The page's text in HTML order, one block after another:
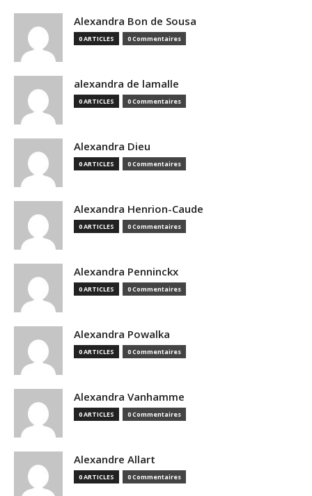
Alexandra Bon de Sousa
0 ARTICLES 0 Commentaires
alexandra de lamalle
0 ARTICLES 0 Commentaires
Alexandra Dieu
0 ARTICLES 0 Commentaires
Alexandra Henrion-Caude
0 ARTICLES 0 Commentaires
Alexandra Penninckx
0 ARTICLES 0 Commentaires
Alexandra Powalka
0 ARTICLES 0 Commentaires
Alexandra Vanhamme
0 ARTICLES 0 Commentaires
Alexandre Allart
0 ARTICLES 0 Commentaires